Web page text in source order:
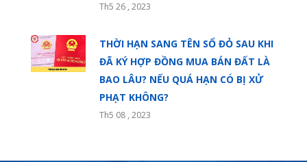
Th5 26 , 2023
THỜI HẠN SANG TÊN SỔ ĐỎ SAU KHI
ĐÃ KÝ HỢP ĐỒNG MUA BÁN ĐẤT LÀ
BAO LÂU? NẾU QUÁ HẠN CÓ BỊ XỬ
PHẠT KHÔNG?
Th5 08 , 2023